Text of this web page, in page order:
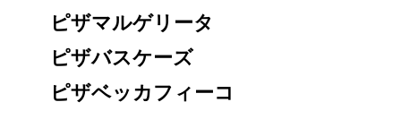
ピザマルゲリータ
ピザバスケーズ
ピザベッカフィーコ